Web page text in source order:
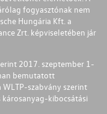
fogyasztónak nem
Hungária Kft. a
Zrt. képviseletében jár
2017. szeptember 1-
bemutatott
szabvány szerint
kibocsátási